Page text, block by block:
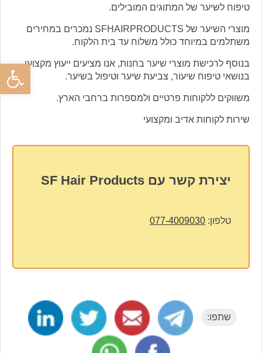
פתח
טיפוח לשיער של המתוגים המובילים.
מוצרי השיער של SFHAIRPRODUCTS נמכרים במחירים
משתלמים במיוחד כולל משלוח עד בית הלקוח.
בנוסף לרכישת מוצרי שיער בחנות, אנו מציעים ייעוץ מקצועי
בנושאי טיפוח שיעור, צביעת שיער וטיפול בשיער.
משווקים ללקוחות פרטיים ולמספרות ברחבי הארץ.
שירות לקוחות אדיב ומקצועי
יצירת קשר עם SF Hair Products
טלפון: 077-4009030
שתפו: